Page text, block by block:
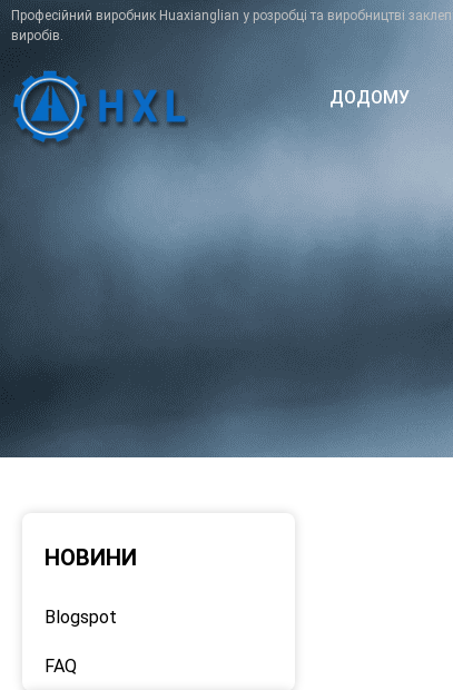
Професійний виробник Huaxianglian у розробці та виробництві
виробів.
ДОДОМУ
НОВИНИ
Blogspot
FAQ